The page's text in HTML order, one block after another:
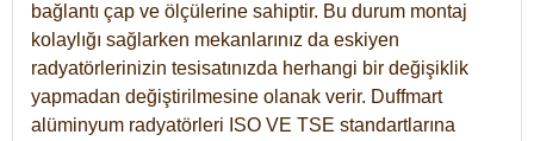
bağlantı çap ve ölçülerine sahiptir. Bu durum montaj
kolaylığı sağlarken mekanlarınız da eskiyen
radyatörlerinizin tesisatınızda herhangi bir değişiklik
yapmadan değiştirilmesine olanak verir. Duffmart
alüminyum radyatörleri ISO VE TSE standartlarına